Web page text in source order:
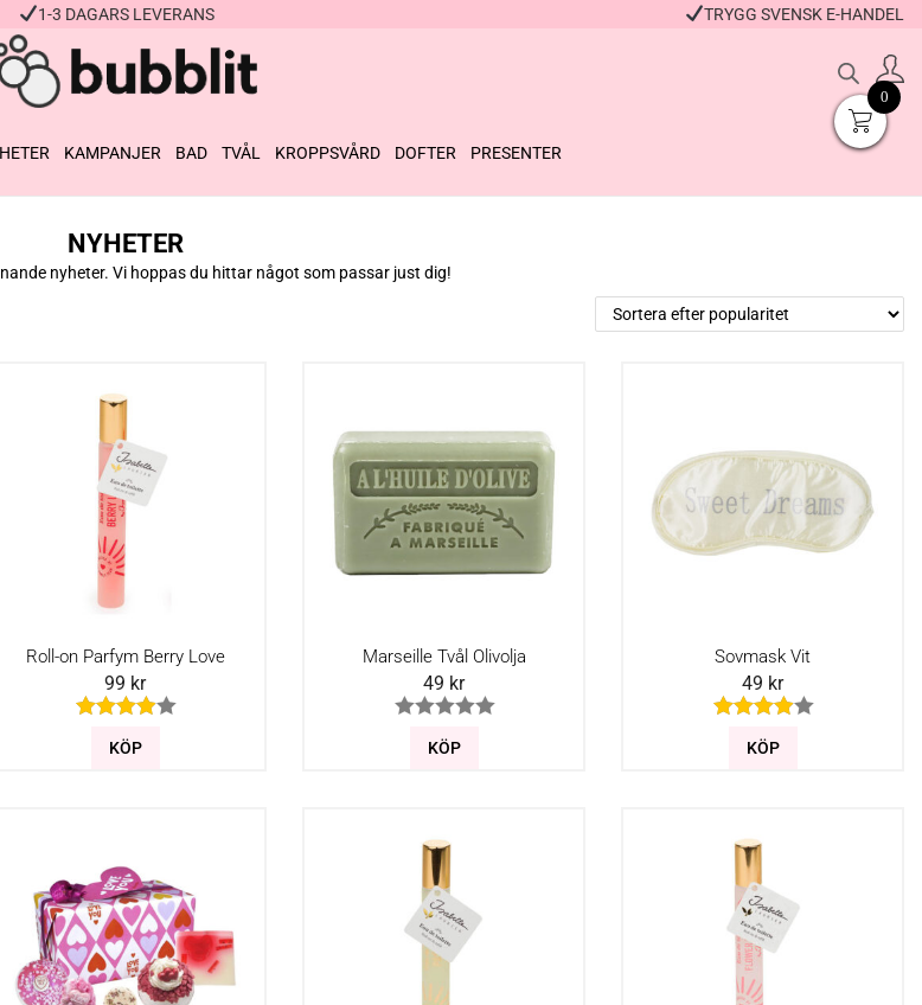
1-3 DAGARS LEVERANS TRYGG SVENSK E-HANDEL
KAMPANJER BAD TVÅL KROPPSVÅRD DOFTER PRESENTER
NYHETER
nyheter. Vi hoppas du hittar något som passar just dig!
Roll-on Parfym Berry Love
99 kr
KÖP
Marseille Tvål Olivolja
49 kr
KÖP
Sovmask Vit
49 kr
KÖP
0
Badpulver Lemon
Raspberry Beret
129kr + KÖP